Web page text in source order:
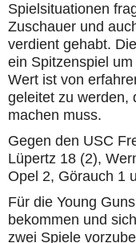
Spielsituationen
Zuschauer und
verdient gehabt.
ein Spitzenspiel
Wert ist von
geleitet zu werden,
machen muss.
Gegen den USC
Lüpertz 18 (2),
Opel 2, Görauch 1
Für die Young
bekommen und
zwei Spiele